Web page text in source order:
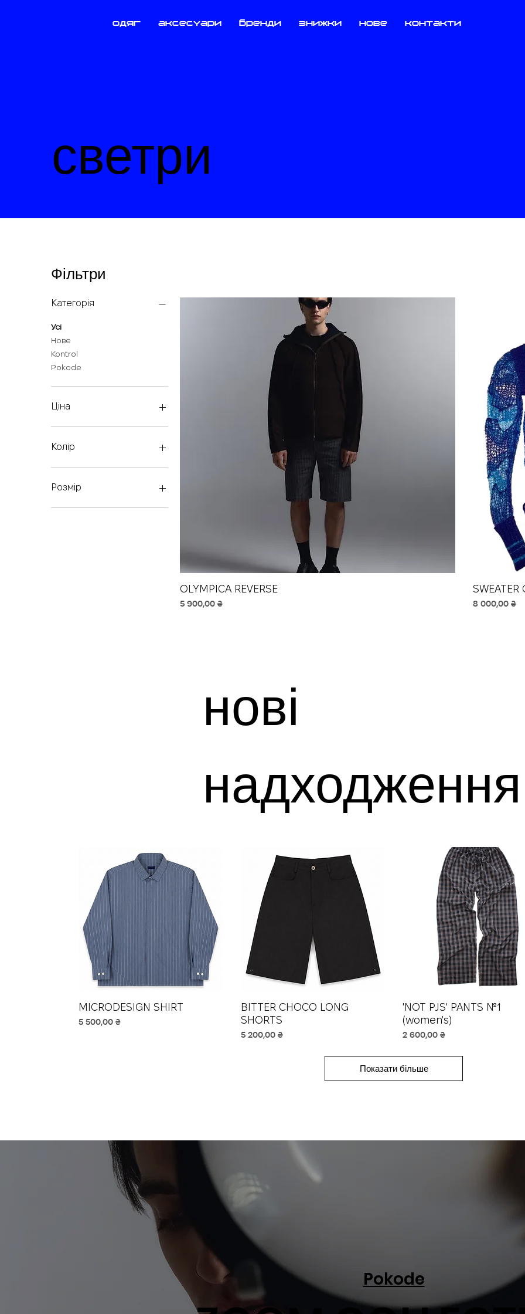
одяг аксесуари бренди знижки нове контакти
светри
Фільтри
Категорія
Усі
Нове
Kontrol
Pokode
Ціна
5 900 ₴
Колір
Розмір
one size
Швидкий перегляд
OLYMPICA REVERSE
Ціна
5 900,00 ₴
SWEATER
Ціна
8 000,00 ₴
Швидкий перегляд
MICRODESIGN SHIRT
Ціна
5 500,00 ₴
Швидкий перегляд
BITTER CHOCO LONG
SHORTS
Ціна
5 200,00 ₴
Швидкий перегляд
'NOT PJS' PANTS №1
(women's)
Ціна
2 600,00 ₴
Показати більше
нові
надходження
Pokode